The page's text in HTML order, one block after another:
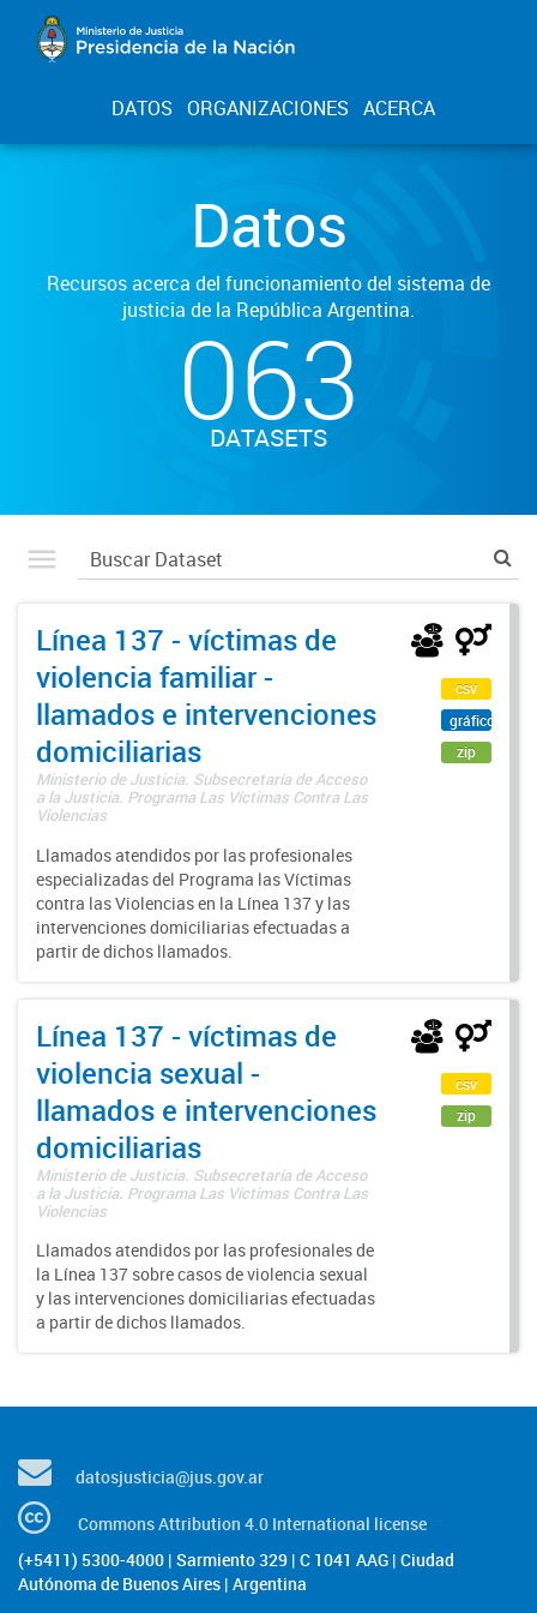
DATOS ORGANIZACIONES ACERCA
Datos
Recursos acerca del funcionamiento del sistema de
justicia de la República Argentina.
063
DATASETS
Línea 137 - víctimas de
violencia familiar -
llamados e intervenciones
domiciliarias
Ministerio de Justicia. Subsecretaría de Acceso
a la Justicia. Programa Las Víctimas Contra Las
Violencias
Llamados atendidos por las profesionales
especializadas del Programa las Víctimas
contra las Violencias en la Línea 137 y las
intervenciones domiciliarias efectuadas a
partir de dichos llamados.
csv
gráfico
zip
Línea 137 - víctimas de
violencia sexual -
llamados e intervenciones
domiciliarias
Ministerio de Justicia. Subsecretaría de Acceso
a la Justicia. Programa Las Víctimas Contra Las
Violencias
Llamados atendidos por las profesionales de
la Línea 137 sobre casos de violencia sexual
y las intervenciones domiciliarias efectuadas
a partir de dichos llamados.
csv
zip
datosjusticia@jus.gov.ar
Commons Attribution 4.0 International license
(+5411) 5300-4000 | Sarmiento 329 | C 1041 AAG | Ciudad
Autónoma de Buenos Aires | Argentina